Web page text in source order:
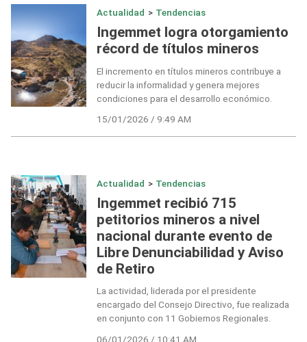
Actualidad > Tendencias
Ingemmet logra otorgamiento
récord de títulos mineros
El incremento en títulos mineros contribuye a
reducir la informalidad y genera mejores
condiciones para el desarrollo económico.
15/01/2026 / 9:49 AM
Actualidad > Tendencias
Ingemmet recibió 715
petitorios mineros a nivel
nacional durante evento de
Libre Denunciabilidad y Aviso
de Retiro
La actividad, liderada por el presidente
encargado del Consejo Directivo, fue realizada
en conjunto con 11 Gobiernos Regionales.
06/01/2026 / 10:41 AM